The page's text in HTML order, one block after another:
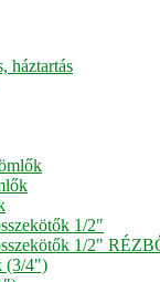
háztartás
1/2"
1/2"
(3/4")